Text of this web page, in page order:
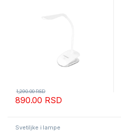
890.00 RSD
1,290.00RSD
Svetiljke i lampe